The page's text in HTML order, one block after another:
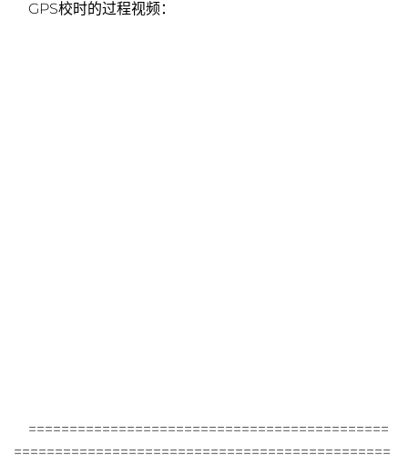
GPS校时的过程视频：
============================================
==============================================